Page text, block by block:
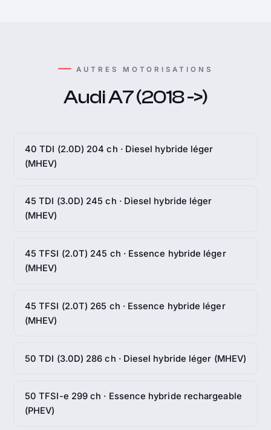
AUTRES MOTORISATIONS
Audi A7 (2018 ->)
40 TDI (2.0D) 204 ch · Diesel hybride léger
(MHEV)
45 TDI (3.0D) 245 ch · Diesel hybride léger
(MHEV)
45 TFSI (2.0T) 245 ch · Essence hybride léger
(MHEV)
45 TFSI (2.0T) 265 ch · Essence hybride léger
(MHEV)
50 TDI (3.0D) 286 ch · Diesel hybride léger (MHEV)
50 TFSI-e 299 ch · Essence hybride rechargeable
(PHEV)